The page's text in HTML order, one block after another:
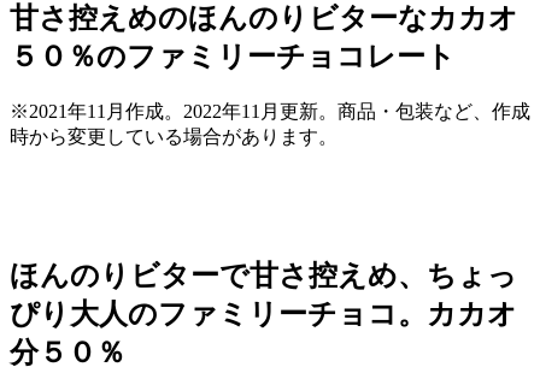
甘さ控えめのほんのりビターなカカオ
５０％のファミリーチョコレート
※2021年11月作成。2022年11月更新。商品・包装など、作成
時から変更している場合があります。
ほんのりビターで甘さ控えめ、ちょっ
ぴり大人のファミリーチョコ。カカオ
分５０％